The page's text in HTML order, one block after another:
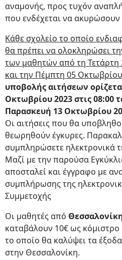
αναμονής, προς τυχόν
που ενδέχεται να
Κάθε σχολείο το οποίο
θα πρέπει να ολοκληρώσει
των μαθητών από τη Τετάρτη
και την Πέμπτη 05
υποβολής αιτήσεων
Οκτωβρίου 2023 στις 08:00
Παρασκευή 13 Οκτωβρίου
Οι αιτήσεις που θα
θεωρηθούν έγκυρες.
συμπληρώσετε ηλεκτρονικά
Μαζί με την παρούσα
αποσταλεί και έγγραφο με
συμπλήρωσης της
Συμμετοχής
Οι μαθητές από
καταβάλουν 10€ ως
το οποίο θα καλύψει τα
στην Θεσσαλονίκη.